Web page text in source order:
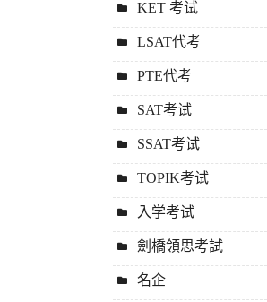
KET 考试
LSAT代考
PTE代考
SAT考试
SSAT考试
TOPIK考试
入学考试
劍橋領思考試
名企